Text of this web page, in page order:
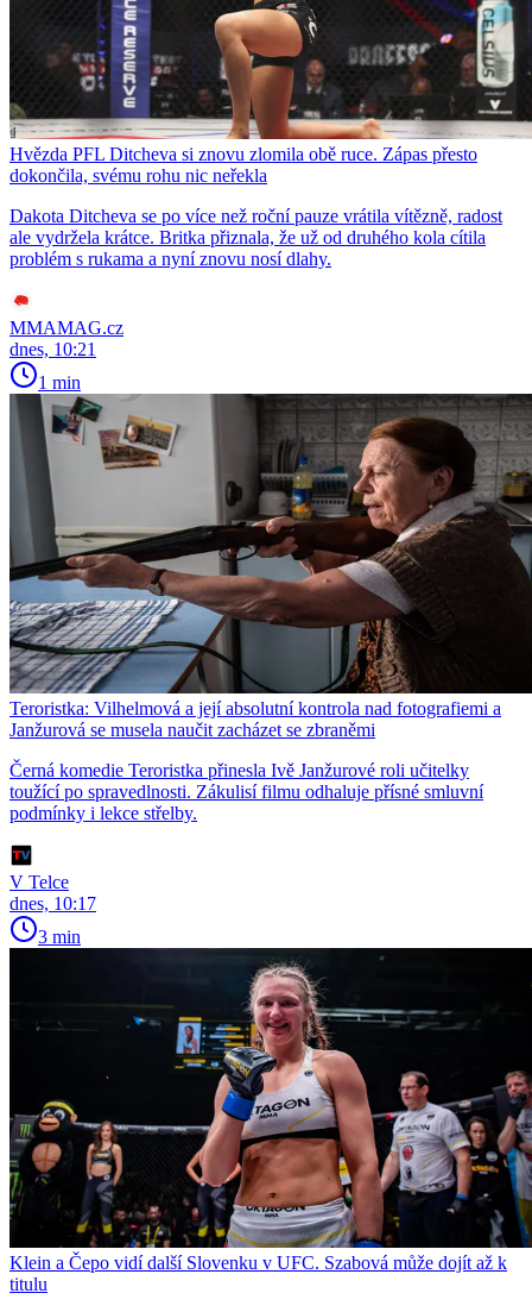
Hvězda PFL Ditcheva si znovu zlomila obě ruce. Zápas přesto
dokončila, svému rohu nic neřekla
Dakota Ditcheva se po více než roční pauze vrátila vítězně, radost
ale vydržela krátce. Britka přiznala, že už od druhého kola cítila
problém s rukama a nyní znovu nosí dlahy.
MMAMAG.cz
dnes, 10:21
1 min
Teroristka: Vilhelmová a její absolutní kontrola nad fotografiemi a
Janžurová se musela naučit zacházet se zbraněmi
Černá komedie Teroristka přinesla Ivě Janžurové roli učitelky
toužící po spravedlnosti. Zákulisí filmu odhaluje přísné smluvní
podmínky i lekce střelby.
V Telce
dnes, 10:17
3 min
Klein a Čepo vidí další Slovenku v UFC. Szabová může dojít až k
titulu